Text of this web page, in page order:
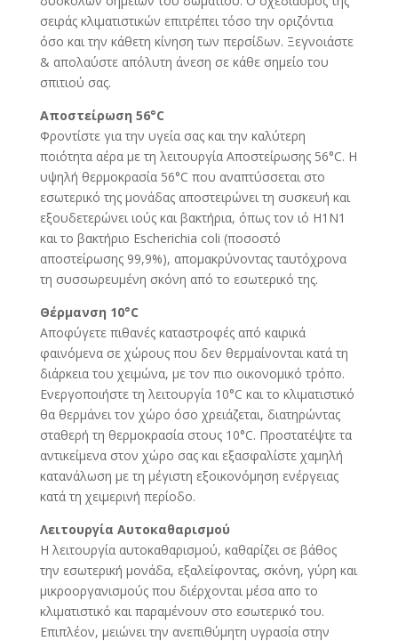
σειράς κλιματιστικών επιτρέπει τόσο την οριζόντια
όσο και την κάθετη κίνηση των περσίδων. Ξεγνοιάστε
& απολαύστε απόλυτη άνεση σε κάθε σημείο του
σπιτιού σας.
Αποστείρωση 56°C
Φροντίστε για την υγεία σας και την καλύτερη
ποιότητα αέρα με τη λειτουργία Αποστείρωσης 56°C. Η
υψηλή θερμοκρασία 56°C που αναπτύσσεται στο
εσωτερικό της μονάδας αποστειρώνει τη συσκευή και
εξουδετερώνει ιούς και βακτήρια, όπως τον ιό H1N1
και το βακτήριο Escherichia coli (ποσοστό
αποστείρωσης 99,9%), απομακρύνοντας ταυτόχρονα
τη συσσωρευμένη σκόνη από το εσωτερικό της.
Θέρμανση 10°C
Αποφύγετε πιθανές καταστροφές από καιρικά
φαινόμενα σε χώρους που δεν θερμαίνονται κατά τη
διάρκεια του χειμώνα, με τον πιο οικονομικό τρόπο.
Ενεργοποιήστε τη λειτουργία 10°C και το κλιματιστικό
θα θερμάνει τον χώρο όσο χρειάζεται, διατηρώντας
σταθερή τη θερμοκρασία στους 10°C. Προστατέψτε τα
αντικείμενα στον χώρο σας και εξασφαλίστε χαμηλή
κατανάλωση με τη μέγιστη εξοικονόμηση ενέργειας
κατά τη χειμερινή περίοδο.
Λειτουργία Αυτοκαθαρισμού
H λειτουργία αυτοκαθαρισμού, καθαρίζει σε βάθος
την εσωτερική μονάδα, εξαλείφοντας, σκόνη, γύρη και
μικροοργανισμούς που διέρχονται μέσα απο το
κλιματιστικό και παραμένουν στο εσωτερικό του.
Επιπλέον, μειώνει την ανεπιθύμητη υγρασία στην